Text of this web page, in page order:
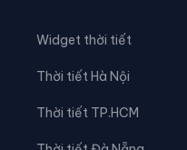
Widget thời tiết
Thời tiết Hà Nội
Thời tiết TP.HCM